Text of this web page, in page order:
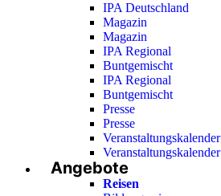
IPA Deutschland
Magazin
Magazin
IPA Regional
Buntgemischt
IPA Regional
Buntgemischt
Presse
Presse
Veranstaltungskalender
Veranstaltungskalender
Angebote
Reisen